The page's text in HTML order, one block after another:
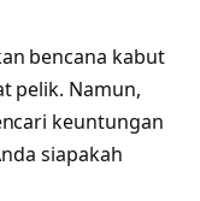
bencana kabut
pelik. Namun,
keuntungan
siapakah